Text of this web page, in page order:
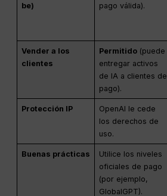
be)
pago válida).
Vender a los
clientes
Permitido(puede
entregar activos
de IA a clientes de
pago).
Protección IP
OpenAI le cede
los derechos de
uso.
Buenas prácticas
Utilice los niveles
oficiales de pago
(por ejemplo,
GlobalGPT).